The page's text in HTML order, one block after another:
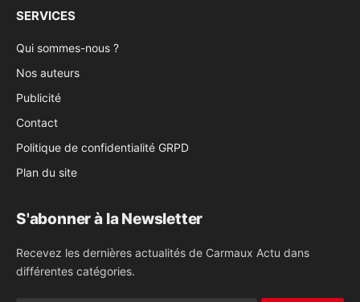
SERVICES
Qui sommes-nous ?
Nos auteurs
Publicité
Contact
Politique de confidentialité GRPD
Plan du site
S'abonner à la Newsletter
Recevez les dernières actualités de Carmaux Actu dans
différentes catégories.